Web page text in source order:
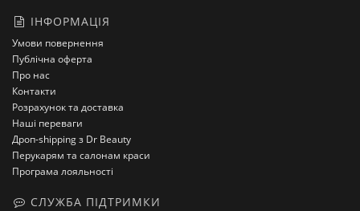
ІНФОРМАЦІЯ
Умови повернення
Публічна оферта
Про нас
Контакти
Розрахунок та доставка
Наші переваги
Дроп-shipping з Dr Beauty
Перукарям та салонам краси
Програма лояльності
СЛУЖБА ПІДТРИМКИ